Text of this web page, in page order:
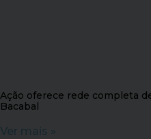
Ação oferece rede completa
Bacabal
Ver mais »